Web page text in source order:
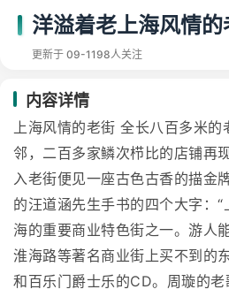
洋溢着老上海风情的
更新于 09-1198人关注
内容详情
上海风情的老街 全长八百多米
邻，二百多家鳞次栉比的店铺再
入老街便见一座古色古香的描金
的汪道涵先生手书的四个大字：
海的重要商业特色街之一。游人
淮海路等著名商业街上买不到的
和百乐门爵士乐的CD。周璇的